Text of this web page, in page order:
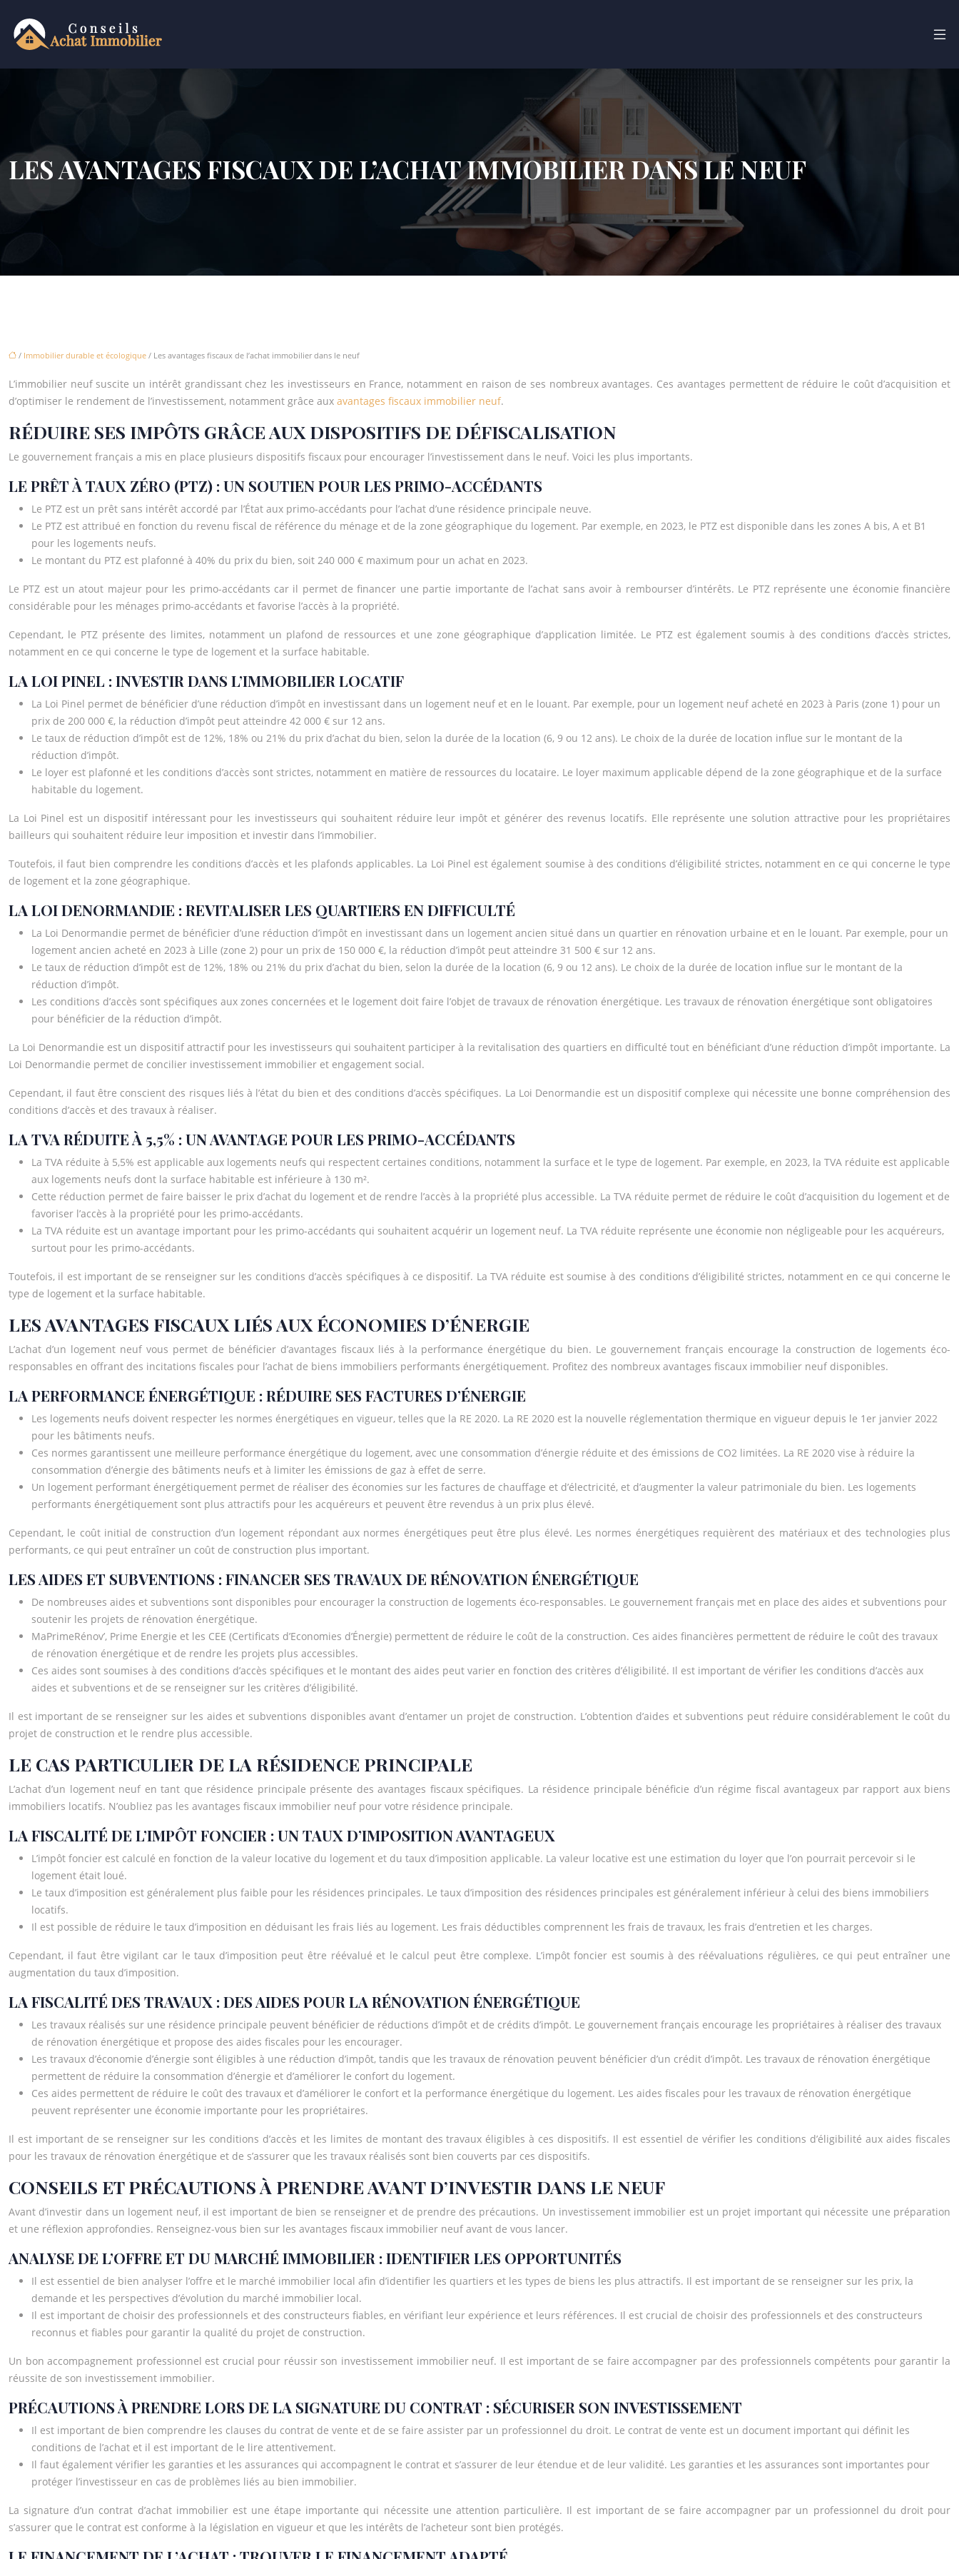
LES AVANTAGES FISCAUX DE L’ACHAT IMMOBILIER DANS LE NEUF
/ Immobilier durable et écologique / Les avantages fiscaux de l’achat immobilier dans le neuf
L’immobilier neuf suscite un intérêt grandissant chez les investisseurs en France, notamment en raison de ses nombreux avantages. Ces avantages permettent de réduire le coût d’acquisition et
d’optimiser le rendement de l’investissement, notamment grâce aux avantages fiscaux immobilier neuf.
RÉDUIRE SES IMPÔTS GRÂCE AUX DISPOSITIFS DE DÉFISCALISATION
Le gouvernement français a mis en place plusieurs dispositifs fiscaux pour encourager l’investissement dans le neuf. Voici les plus importants.
LE PRÊT À TAUX ZÉRO (PTZ) : UN SOUTIEN POUR LES PRIMO-ACCÉDANTS
Le PTZ est un prêt sans intérêt accordé par l’État aux primo-accédants pour l’achat d’une résidence principale neuve.
Le PTZ est attribué en fonction du revenu fiscal de référence du ménage et de la zone géographique du logement. Par exemple, en 2023, le PTZ est disponible dans les zones A bis, A et B1
pour les logements neufs.
Le montant du PTZ est plafonné à 40% du prix du bien, soit 240 000 € maximum pour un achat en 2023.
Le PTZ est un atout majeur pour les primo-accédants car il permet de financer une partie importante de l’achat sans avoir à rembourser d’intérêts. Le PTZ représente une économie financière
considérable pour les ménages primo-accédants et favorise l’accès à la propriété.
Cependant, le PTZ présente des limites, notamment un plafond de ressources et une zone géographique d’application limitée. Le PTZ est également soumis à des conditions d’accès strictes,
notamment en ce qui concerne le type de logement et la surface habitable.
LA LOI PINEL : INVESTIR DANS L’IMMOBILIER LOCATIF
La Loi Pinel permet de bénéficier d’une réduction d’impôt en investissant dans un logement neuf et en le louant. Par exemple, pour un logement neuf acheté en 2023 à Paris (zone 1) pour un
prix de 200 000 €, la réduction d’impôt peut atteindre 42 000 € sur 12 ans.
Le taux de réduction d’impôt est de 12%, 18% ou 21% du prix d’achat du bien, selon la durée de la location (6, 9 ou 12 ans). Le choix de la durée de location influe sur le montant de la
réduction d’impôt.
Le loyer est plafonné et les conditions d’accès sont strictes, notamment en matière de ressources du locataire. Le loyer maximum applicable dépend de la zone géographique et de la surface
habitable du logement.
La Loi Pinel est un dispositif intéressant pour les investisseurs qui souhaitent réduire leur impôt et générer des revenus locatifs. Elle représente une solution attractive pour les propriétaires
bailleurs qui souhaitent réduire leur imposition et investir dans l’immobilier.
Toutefois, il faut bien comprendre les conditions d’accès et les plafonds applicables. La Loi Pinel est également soumise à des conditions d’éligibilité strictes, notamment en ce qui concerne le type
de logement et la zone géographique.
LA LOI DENORMANDIE : REVITALISER LES QUARTIERS EN DIFFICULTÉ
La Loi Denormandie permet de bénéficier d’une réduction d’impôt en investissant dans un logement ancien situé dans un quartier en rénovation urbaine et en le louant. Par exemple, pour un
logement ancien acheté en 2023 à Lille (zone 2) pour un prix de 150 000 €, la réduction d’impôt peut atteindre 31 500 € sur 12 ans.
Le taux de réduction d’impôt est de 12%, 18% ou 21% du prix d’achat du bien, selon la durée de la location (6, 9 ou 12 ans). Le choix de la durée de location influe sur le montant de la
réduction d’impôt.
Les conditions d’accès sont spécifiques aux zones concernées et le logement doit faire l’objet de travaux de rénovation énergétique. Les travaux de rénovation énergétique sont obligatoires
pour bénéficier de la réduction d’impôt.
La Loi Denormandie est un dispositif attractif pour les investisseurs qui souhaitent participer à la revitalisation des quartiers en difficulté tout en bénéficiant d’une réduction d’impôt importante. La
Loi Denormandie permet de concilier investissement immobilier et engagement social.
Cependant, il faut être conscient des risques liés à l’état du bien et des conditions d’accès spécifiques. La Loi Denormandie est un dispositif complexe qui nécessite une bonne compréhension des
conditions d’accès et des travaux à réaliser.
LA TVA RÉDUITE À 5,5% : UN AVANTAGE POUR LES PRIMO-ACCÉDANTS
La TVA réduite à 5,5% est applicable aux logements neufs qui respectent certaines conditions, notamment la surface et le type de logement. Par exemple, en 2023, la TVA réduite est applicable
aux logements neufs dont la surface habitable est inférieure à 130 m².
Cette réduction permet de faire baisser le prix d’achat du logement et de rendre l’accès à la propriété plus accessible. La TVA réduite permet de réduire le coût d’acquisition du logement et de
favoriser l’accès à la propriété pour les primo-accédants.
La TVA réduite est un avantage important pour les primo-accédants qui souhaitent acquérir un logement neuf. La TVA réduite représente une économie non négligeable pour les acquéreurs,
surtout pour les primo-accédants.
Toutefois, il est important de se renseigner sur les conditions d’accès spécifiques à ce dispositif. La TVA réduite est soumise à des conditions d’éligibilité strictes, notamment en ce qui concerne le
type de logement et la surface habitable.
LES AVANTAGES FISCAUX LIÉS AUX ÉCONOMIES D’ÉNERGIE
L’achat d’un logement neuf vous permet de bénéficier d’avantages fiscaux liés à la performance énergétique du bien. Le gouvernement français encourage la construction de logements éco-
responsables en offrant des incitations fiscales pour l’achat de biens immobiliers performants énergétiquement. Profitez des nombreux avantages fiscaux immobilier neuf disponibles.
LA PERFORMANCE ÉNERGÉTIQUE : RÉDUIRE SES FACTURES D’ÉNERGIE
Les logements neufs doivent respecter les normes énergétiques en vigueur, telles que la RE 2020. La RE 2020 est la nouvelle réglementation thermique en vigueur depuis le 1er janvier 2022
pour les bâtiments neufs.
Ces normes garantissent une meilleure performance énergétique du logement, avec une consommation d’énergie réduite et des émissions de CO2 limitées. La RE 2020 vise à réduire la
consommation d’énergie des bâtiments neufs et à limiter les émissions de gaz à effet de serre.
Un logement performant énergétiquement permet de réaliser des économies sur les factures de chauffage et d’électricité, et d’augmenter la valeur patrimoniale du bien. Les logements
performants énergétiquement sont plus attractifs pour les acquéreurs et peuvent être revendus à un prix plus élevé.
Cependant, le coût initial de construction d’un logement répondant aux normes énergétiques peut être plus élevé. Les normes énergétiques requièrent des matériaux et des technologies plus
performants, ce qui peut entraîner un coût de construction plus important.
LES AIDES ET SUBVENTIONS : FINANCER SES TRAVAUX DE RÉNOVATION ÉNERGÉTIQUE
De nombreuses aides et subventions sont disponibles pour encourager la construction de logements éco-responsables. Le gouvernement français met en place des aides et subventions pour
soutenir les projets de rénovation énergétique.
MaPrimeRénov’, Prime Energie et les CEE (Certificats d’Economies d’Énergie) permettent de réduire le coût de la construction. Ces aides financières permettent de réduire le coût des travaux
de rénovation énergétique et de rendre les projets plus accessibles.
Ces aides sont soumises à des conditions d’accès spécifiques et le montant des aides peut varier en fonction des critères d’éligibilité. Il est important de vérifier les conditions d’accès aux
aides et subventions et de se renseigner sur les critères d’éligibilité.
Il est important de se renseigner sur les aides et subventions disponibles avant d’entamer un projet de construction. L’obtention d’aides et subventions peut réduire considérablement le coût du
projet de construction et le rendre plus accessible.
LE CAS PARTICULIER DE LA RÉSIDENCE PRINCIPALE
L’achat d’un logement neuf en tant que résidence principale présente des avantages fiscaux spécifiques. La résidence principale bénéficie d’un régime fiscal avantageux par rapport aux biens
immobiliers locatifs. N’oubliez pas les avantages fiscaux immobilier neuf pour votre résidence principale.
LA FISCALITÉ DE L’IMPÔT FONCIER : UN TAUX D’IMPOSITION AVANTAGEUX
L’impôt foncier est calculé en fonction de la valeur locative du logement et du taux d’imposition applicable. La valeur locative est une estimation du loyer que l’on pourrait percevoir si le
logement était loué.
Le taux d’imposition est généralement plus faible pour les résidences principales. Le taux d’imposition des résidences principales est généralement inférieur à celui des biens immobiliers
locatifs.
Il est possible de réduire le taux d’imposition en déduisant les frais liés au logement. Les frais déductibles comprennent les frais de travaux, les frais d’entretien et les charges.
Cependant, il faut être vigilant car le taux d’imposition peut être réévalué et le calcul peut être complexe. L’impôt foncier est soumis à des réévaluations régulières, ce qui peut entraîner une
augmentation du taux d’imposition.
LA FISCALITÉ DES TRAVAUX : DES AIDES POUR LA RÉNOVATION ÉNERGÉTIQUE
Les travaux réalisés sur une résidence principale peuvent bénéficier de réductions d’impôt et de crédits d’impôt. Le gouvernement français encourage les propriétaires à réaliser des travaux
de rénovation énergétique et propose des aides fiscales pour les encourager.
Les travaux d’économie d’énergie sont éligibles à une réduction d’impôt, tandis que les travaux de rénovation peuvent bénéficier d’un crédit d’impôt. Les travaux de rénovation énergétique
permettent de réduire la consommation d’énergie et d’améliorer le confort du logement.
Ces aides permettent de réduire le coût des travaux et d’améliorer le confort et la performance énergétique du logement. Les aides fiscales pour les travaux de rénovation énergétique
peuvent représenter une économie importante pour les propriétaires.
Il est important de se renseigner sur les conditions d’accès et les limites de montant des travaux éligibles à ces dispositifs. Il est essentiel de vérifier les conditions d’éligibilité aux aides fiscales
pour les travaux de rénovation énergétique et de s’assurer que les travaux réalisés sont bien couverts par ces dispositifs.
CONSEILS ET PRÉCAUTIONS À PRENDRE AVANT D’INVESTIR DANS LE NEUF
Avant d’investir dans un logement neuf, il est important de bien se renseigner et de prendre des précautions. Un investissement immobilier est un projet important qui nécessite une préparation
et une réflexion approfondies. Renseignez-vous bien sur les avantages fiscaux immobilier neuf avant de vous lancer.
ANALYSE DE L’OFFRE ET DU MARCHÉ IMMOBILIER : IDENTIFIER LES OPPORTUNITÉS
Il est essentiel de bien analyser l’offre et le marché immobilier local afin d’identifier les quartiers et les types de biens les plus attractifs. Il est important de se renseigner sur les prix, la
demande et les perspectives d’évolution du marché immobilier local.
Il est important de choisir des professionnels et des constructeurs fiables, en vérifiant leur expérience et leurs références. Il est crucial de choisir des professionnels et des constructeurs
reconnus et fiables pour garantir la qualité du projet de construction.
Un bon accompagnement professionnel est crucial pour réussir son investissement immobilier neuf. Il est important de se faire accompagner par des professionnels compétents pour garantir la
réussite de son investissement immobilier.
PRÉCAUTIONS À PRENDRE LORS DE LA SIGNATURE DU CONTRAT : SÉCURISER SON INVESTISSEMENT
Il est important de bien comprendre les clauses du contrat de vente et de se faire assister par un professionnel du droit. Le contrat de vente est un document important qui définit les
conditions de l’achat et il est important de le lire attentivement.
Il faut également vérifier les garanties et les assurances qui accompagnent le contrat et s’assurer de leur étendue et de leur validité. Les garanties et les assurances sont importantes pour
protéger l’investisseur en cas de problèmes liés au bien immobilier.
La signature d’un contrat d’achat immobilier est une étape importante qui nécessite une attention particulière. Il est important de se faire accompagner par un professionnel du droit pour
s’assurer que le contrat est conforme à la législation en vigueur et que les intérêts de l’acheteur sont bien protégés.